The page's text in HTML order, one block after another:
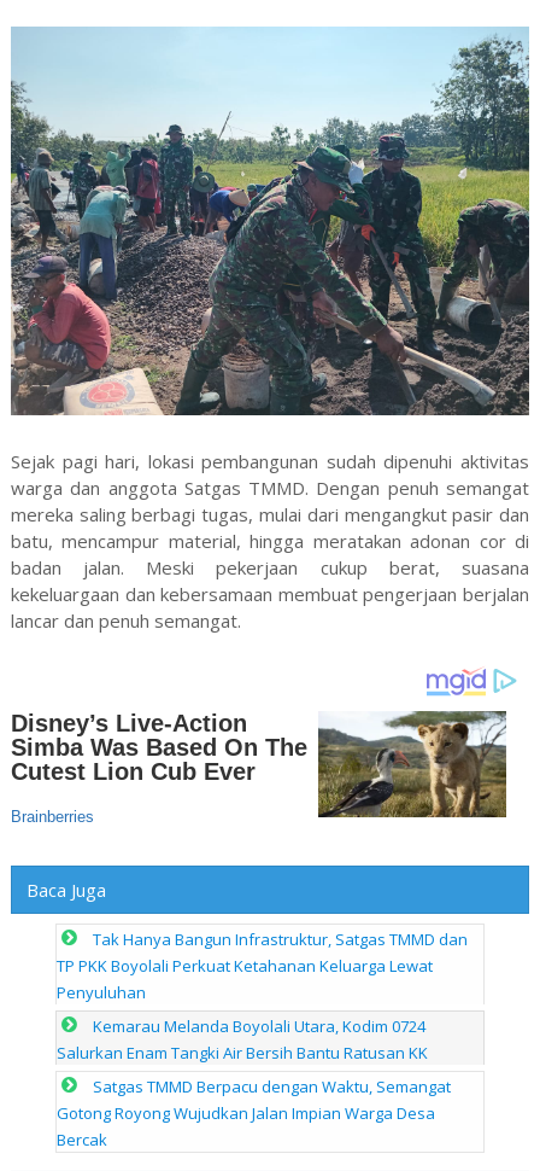
Sejak pagi hari, lokasi pembangunan sudah dipenuhi aktivitas
warga dan anggota Satgas TMMD. Dengan penuh semangat
mereka saling berbagi tugas, mulai dari mengangkut pasir dan
batu, mencampur material, hingga meratakan adonan cor di
badan jalan. Meski pekerjaan cukup berat, suasana
kekeluargaan dan kebersamaan membuat pengerjaan berjalan
lancar dan penuh semangat.
Baca Juga
Tak Hanya Bangun Infrastruktur, Satgas TMMD dan
TP PKK Boyolali Perkuat Ketahanan Keluarga Lewat
Penyuluhan
Kemarau Melanda Boyolali Utara, Kodim 0724
Salurkan Enam Tangki Air Bersih Bantu Ratusan KK
Satgas TMMD Berpacu dengan Waktu, Semangat
Gotong Royong Wujudkan Jalan Impian Warga Desa
Bercak